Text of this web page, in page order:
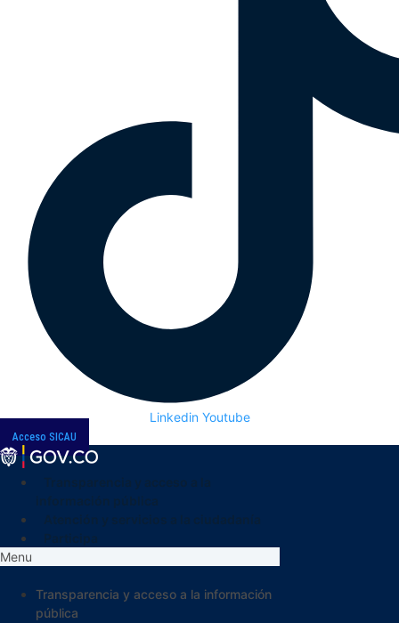
Linkedin Youtube
Acceso SICAU
Menu
Transparencia y acceso a la información
pública